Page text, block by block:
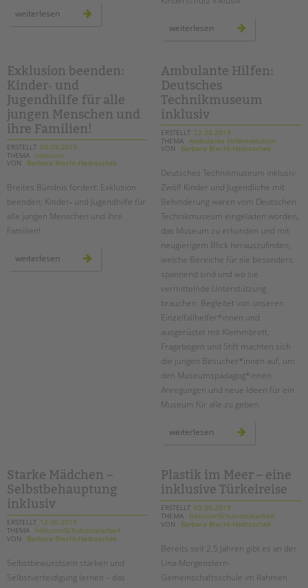
weiterlesen
handreichung
weiterlesen
Exklusion beenden:
Kinder‐ und
Jugendhilfe für alle
jungen Menschen und
ihre Familien!
ERSTELLT 09.09.2019
THEMA
Inklusion
VON
Barbara Brecht-Hadraschek
Breites Bündnis fordert: Exklusion
beenden: Kinder‐ und Jugendhilfe für
alle jungen Menschen und ihre
Familien!
weiterlesen exklusion
beenden:
Ambulante Hilfen:
Deutsches
Technikmuseum
inklusiv
ERSTELLT 22.08.2019
THEMA Ambulante HilfenInklusion
VON
Barbara Brecht-Hadraschek
Deutsches Technikmuseum inklusiv:
Zwölf Kinder und Jugendliche mit
Behinderung waren vom Deutschen
Technikmuseum eingeladen worden,
das Museum zu erkunden und mit
neugierigem Blick herauszufinden,
welche Bereiche für sie besonders
spannend sind und wo sie
vermittelnde Unterstützung
brauchen. Begleitet von unseren
Einzelfallhelfer*innen und
ausgerüstet mit Klemmbrett,
Fragebogen und Stift machten sich
die jungen Besucher*innen auf, um
den Museumspädagog*innen
Anregungen und neue Ideen für ein
Museum für alle zu geben.
weiterlesen ambulante
Starke Mädchen –
Selbstbehauptung
inklusiv
ERSTELLT 12.06.2019
THEMA
InklusionSchulsozialarbeit
VON
Barbara Brecht-Hadraschek
Selbstbewusstsein stärken und
Selbstverteidigung lernen – das
Plastik im Meer – eine
inklusive Türkeireise
ERSTELLT 05.06.2019
THEMA
InklusionSchulsozialarbeit
VON
Barbara Brecht-Hadraschek
Bereits seit 2,5 Jahren gibt es an der
Lina-Morgenstern-
Gemeinschaftsschule im Rahmen